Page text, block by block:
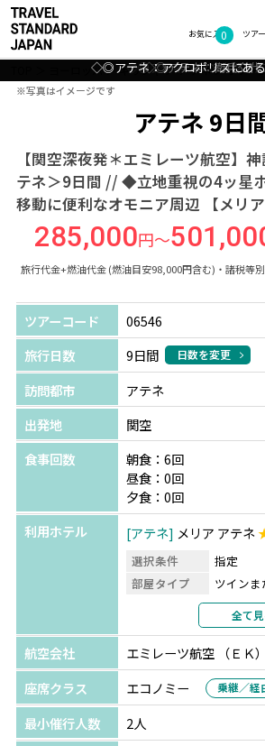
お気に入り
0 ツア
ヨーロッパ ギリシャ アテネ ツアー
アテネ 9日
【関空深夜発＊エミレーツ航空】
テネ＞9日間 // ◆立地重視の4ッ
移動に便利なオモニア周辺 【メリ
285,000円～
旅行代金+燃油代金 (燃油目安98,000円含む)・諸税等
◇◎アテネ：街並み
◇◎アテネ：シンタグマ
◇◎アテネ：衛兵交代
◇◎アテネ：アクロポリスにあ
※写真はイメージです
※写真はイメージです
ツアーコード
06546
旅行日数
9日間 日数を変更
訪問都市
アテネ
出発地
関空
食事回数
朝食：6回
昼食：0回
夕食：0回
利用ホテル
アテネ メリア アテネ
選択条件
指定
部屋タイプ
ツイン
2名1室利
部屋カテゴリ
全て
航空会社
エミレーツ航空 （ＥＫ
座席クラス
エコノミー 乗継／経
最小催行人数
2人